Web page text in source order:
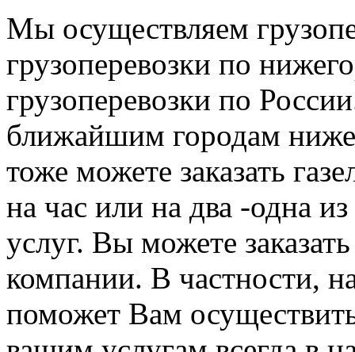
Мы осуществляем
грузоперевозки по
грузоперевозки по
ближайшим городам
тоже можете заказать
на час или на два -одна
услуг. Вы можете
компании. В частности,
поможет Вам